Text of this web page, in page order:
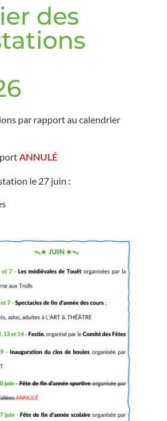
des
par rapport au calendrier
ANNULÉ
le 27 juin :